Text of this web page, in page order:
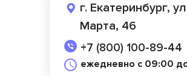
г. Екатеринбург,
Марта, 46
+7 (800) 100-89-44
ежедневно с 09:00